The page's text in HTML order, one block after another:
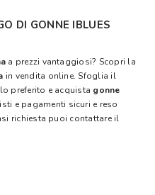
DI GONNE IBLUES
a prezzi vantaggiosi? Scopri la
in vendita online. Sfoglia il
preferito e acquista gonne
e pagamenti sicuri e reso
richiesta puoi contattare il